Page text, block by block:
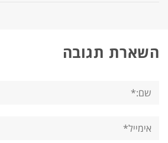
השארת תגובה